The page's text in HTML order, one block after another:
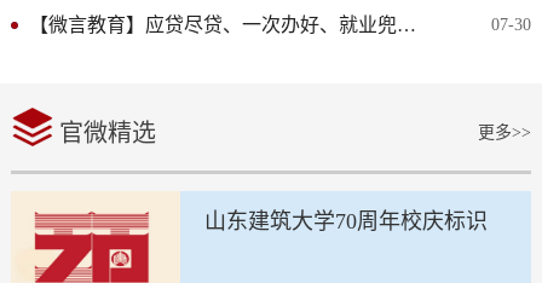
【微言教育】应贷尽贷、一次办好、就业兜底……山东这样守护困难学子... 07-30
官微精选 更多>>
山东建筑大学70周年校庆标识